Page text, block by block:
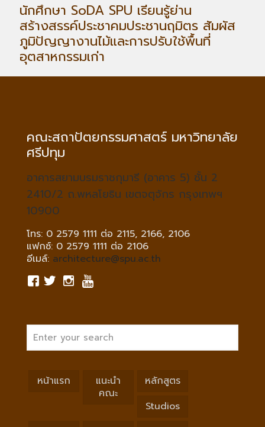
นักศึกษา SoDA SPU เรียนรู้ย่าน
สร้างสรรค์ประชาคมประชานฤมิตร สัมผัส
ภูมิปัญญางานไม้และการปรับใช้พื้นที่
อุตสาหกรรมเก่า
คณะสถาปัตยกรรมศาสตร์ มหาวิทยาลัย
ศรีปทุม
อาคารสยามบรมราชกุมารี (อาคาร 5) ชั้น 2
2410/2 ถ.พหลโยธิน เขตจตุจักร กรุงเทพฯ
10900
โทร: 0 2579 1111 ต่อ 2115, 2166, 2106
แฟกซ์: 0 2579 1111 ต่อ 2106
อีเมล์: architecture@spu.ac.th
หน้าแรก
แนะนำ
คณะ
หลักสูตร
Studios